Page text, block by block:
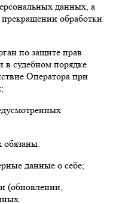
данных, а
обработки
по защите прав
в судебном порядке
Оператора при
данные о себе;
(обновлении,